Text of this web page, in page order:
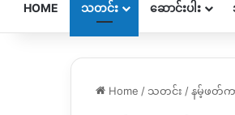
HOME သတင်း ဆောင်းပါး
Home / သတင်း /နမ့်ဖတ်က